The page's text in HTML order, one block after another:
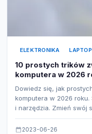
ELEKTRONIKA
10 prostych trików
komputera w 2026
Dowiedz się, jak
komputera w 2026
i narzędzia. Zmień swój
2023-06-26